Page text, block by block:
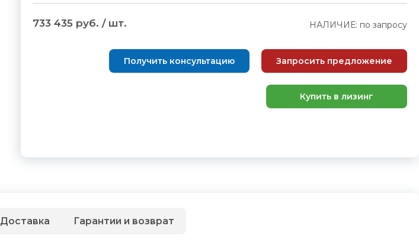
733 435 руб. / шт. НАЛИЧИЕ: по запросу
Получить консультацию Запросить предложение
Купить в лизинг
Доставка Гарантии и возврат